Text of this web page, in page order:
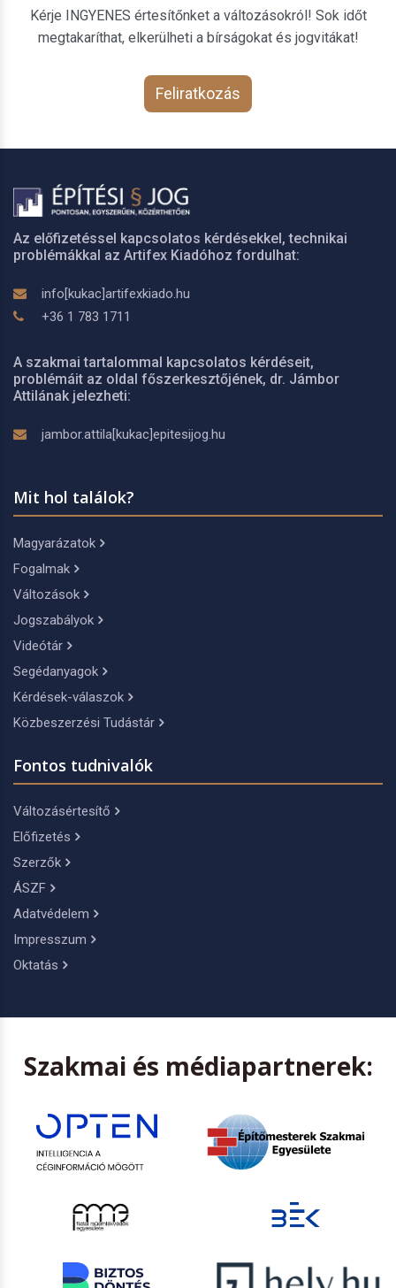
Kérje INGYENES értesítőnket a változásokról! Sok időt
megtakaríthat, elkerülheti a bírságokat és jogvitákat!
Feliratkozás
Az előfizetéssel kapcsolatos kérdésekkel, technikai
problémákkal az Artifex Kiadóhoz fordulhat:
info[kukac]artifexkiado.hu
+36 1 783 1711
A szakmai tartalommal kapcsolatos kérdéseit,
problémáit az oldal főszerkesztőjének, dr. Jámbor
Attilának jelezheti:
jambor.attila[kukac]epitesijog.hu
Mit hol találok?
Magyarázatok
Fogalmak
Változások
Jogszabályok
Videótár
Segédanyagok
Kérdések-válaszok
Közbeszerzési Tudástár
Fontos tudnivalók
Változásértesítő
Előfizetés
Szerzők
ÁSZF
Adatvédelem
Impresszum
Oktatás
Szakmai és médiapartnerek: